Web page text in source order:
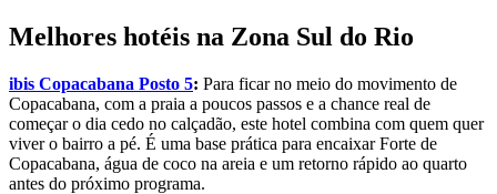
Melhores hotéis na Zona Sul do Rio
ibis Copacabana Posto 5: Para ficar no meio do movimento de
Copacabana, com a praia a poucos passos e a chance real de
começar o dia cedo no calçadão, este hotel combina com quem quer
viver o bairro a pé. É uma base prática para encaixar Forte de
Copacabana, água de coco na areia e um retorno rápido ao quarto
antes do próximo programa.